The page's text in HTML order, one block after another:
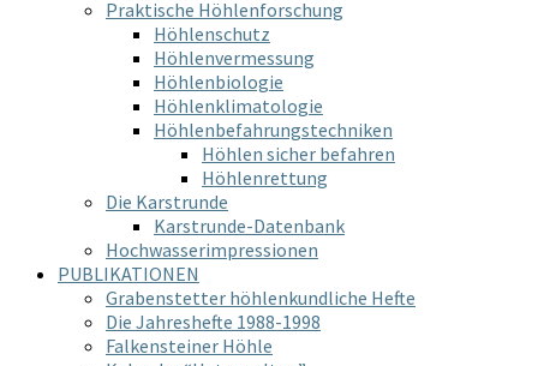
Praktische Höhlenforschung
Höhlenschutz
Höhlenvermessung
Höhlenbiologie
Höhlenklimatologie
Höhlenbefahrungstechniken
Höhlen sicher befahren
Höhlenrettung
Die Karstrunde
Karstrunde-Datenbank
Hochwasserimpressionen
PUBLIKATIONEN
Grabenstetter höhlenkundliche Hefte
Die Jahreshefte 1988-1998
Falkensteiner Höhle